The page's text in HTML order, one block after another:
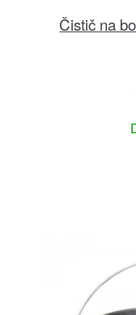
Čistič na